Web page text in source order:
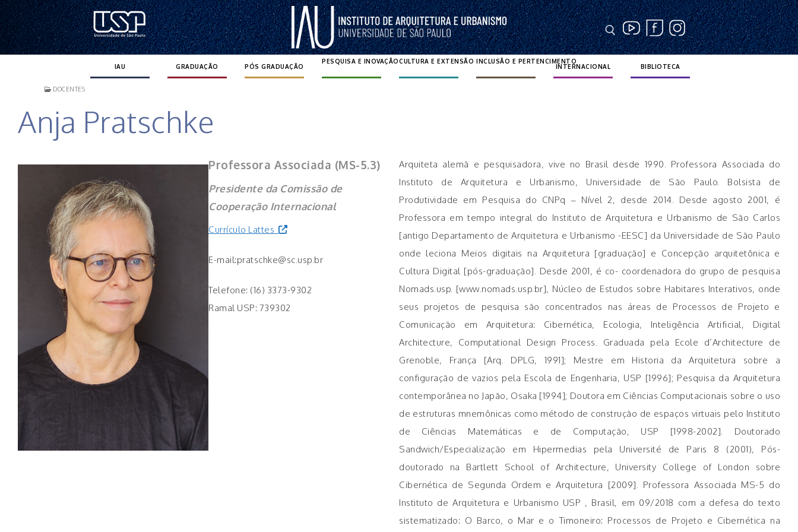
Pular
para
o
Pesquisar por:
IAU GRADUAÇÃO PÓS GRADUAÇÃO
PESQUISA E INOVAÇÃOCULTURA E EXTENSÃO INCLUSÃO E PERTENCIMENTO
INTERNACIONAL BIBLIOTECA
DOCENTES
Anja Pratschke
Professora Associada (MS-5.3)
Presidente da Comissão de
Cooperação Internacional
Currículo Lattes
E-mail:pratschke@sc.usp.br
Telefone: (16) 3373-9302
Ramal USP: 739302
Arquiteta alemã e pesquisadora, vive no Brasil desde 1990. Professora Associada do
Instituto de Arquitetura e Urbanismo, Universidade de São Paulo. Bolsista de
Produtividade em Pesquisa do CNPq – Nível 2, desde 2014. Desde agosto 2001, é
Professora em tempo integral do Instituto de Arquitetura e Urbanismo de São Carlos
[antigo Departamento de Arquitetura e Urbanismo -EESC] da Universidade de São Paulo
onde leciona Meios digitais na Arquitetura [graduação] e Concepção arquitetônica e
Cultura Digital [pós-graduação]. Desde 2001, é co- coordenadora do grupo de pesquisa
Nomads.usp. [www.nomads.usp.br], Núcleo de Estudos sobre Habitares Interativos, onde
seus projetos de pesquisa são concentrados nas áreas de Processos de Projeto e
Comunicação em Arquitetura: Cibernética, Ecologia, Inteligência Artificial, Digital
Architecture, Computational Design Process. Graduada pela Ecole d’Architecture de
Grenoble, França [Arq. DPLG, 1991]; Mestre em Historia da Arquitetura sobre a
configuração de vazios pela Escola de Engenharia, USP [1996]; Pesquisa da Arquitetura
contemporânea no Japão, Osaka [1994]; Doutora em Ciências Computacionais sobre o uso
de estruturas mnemônicas como método de construção de espaços virtuais pelo Instituto
de Ciências Matemáticas e de Computação, USP [1998-2002]. Doutorado
Sandwich/Especialização em Hipermedias pela Université de Paris 8 (2001), Pós-
doutorado na Bartlett School of Architecture, University College of London sobre
Cibernética de Segunda Ordem e Arquitetura [2009]. Professora Associada MS-5 do
Instituto de Arquitetura e Urbanismo USP , Brasil, em 09/2018 com a defesa do texto
sistematizado: O Barco, o Mar e o Timoneiro: Processos de Projeto e Cibernética na